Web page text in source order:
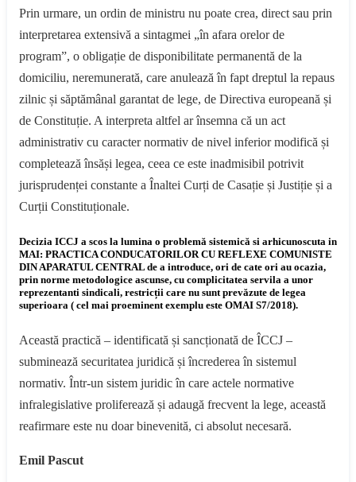
Prin urmare, un ordin de ministru nu poate crea, direct sau prin
interpretarea extensivă a sintagmei „în afara orelor de
program”, o obligație de disponibilitate permanentă de la
domiciliu, neremunerată, care anulează în fapt dreptul la repaus
zilnic și săptămânal garantat de lege, de Directiva europeană și
de Constituție. A interpreta altfel ar însemna că un act
administrativ cu caracter normativ de nivel inferior modifică și
completează însăși legea, ceea ce este inadmisibil potrivit
jurisprudenței constante a Înaltei Curți de Casație și Justiție și a
Curții Constituționale.
Decizia ICCJ a scos la lumina o problemă sistemică si arhicunoscuta in
MAI: PRACTICA CONDUCATORILOR CU REFLEXE COMUNISTE
DIN APARATUL CENTRAL de a introduce, ori de cate ori au ocazia,
prin norme metodologice ascunse, cu complicitatea servila a unor
reprezentanti sindicali, restricții care nu sunt prevăzute de legea
superioara ( cel mai proeminent exemplu este OMAI S7/2018).
Această practică – identificată și sancționată de ÎCCJ –
subminează securitatea juridică și încrederea în sistemul
normativ. Într-un sistem juridic în care actele normative
infralegislative proliferează și adaugă frecvent la lege, această
reafirmare este nu doar binevenită, ci absolut necesară.
Emil Pascut